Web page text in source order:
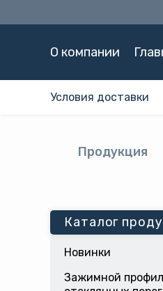
О компании
Условия доставки
Продукция
Каталог
Новинки
Зажимной